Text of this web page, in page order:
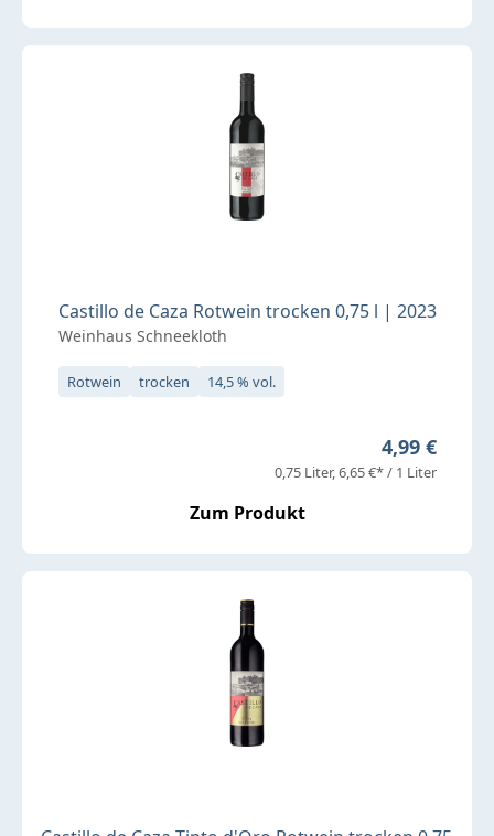
Castillo de Caza Rotwein trocken 0,75 l | 2023
Weinhaus Schneekloth
Rotwein trocken 14,5 % vol.
Regulärer
4,99 €
0,75 Liter 6,65 €* / 1 Liter
Zum Produkt